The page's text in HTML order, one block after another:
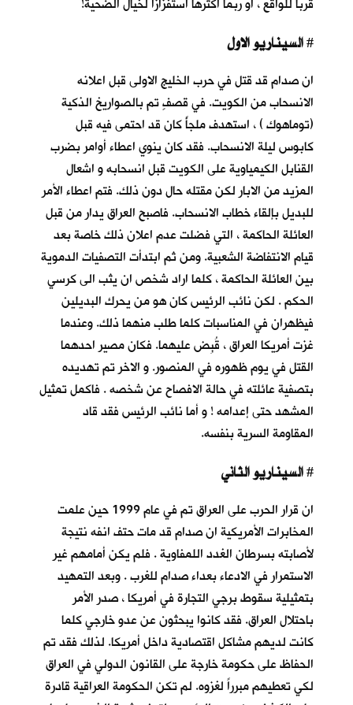
#
ان صدام قد قتل في حرب الخليج الاولى قبل اعلانه
الانسحاب من الكويت. في قصفٍ تم بالصواريخ الذكية
(توماهوك ) ، استهدف ملجأً كان قد احتمى فيه قبل
كابوس ليلة الانسحاب. فقد كان ينوي اعطاء أوامر بضرب
القنابل الكيمياوية على الكويت قبل انسحابه و اشعال
المزيد من الابار لكن مقتله حال دون ذلك. فتم اعطاء الأمر
للبديل بإلقاء خطاب الانسحاب. فاصبح العراق يدار من قبل
العائلة الحاكمة ، التي فضلت عدم اعلان ذلك خاصة بعد
قيام الانتفاضة الشعبية. ومن ثم ابتدأت التصفيات الدموية
بين العائلة الحاكمة ، كلما اراد شخص ان يثب الى كرسي
الحكم . لكن نائب الرئيس كان هو من يحرك البديلين
فيظهران في المناسبات كلما طلب منهما ذلك. وعندما
غزت أمريكا العراق ، قُبِض عليهما. فكان مصير احدهما
القتل في يوم ظهوره في المنصور. و الاخر تم تهديده
بتصفية عائلته في حالة الافصاح عن شخصه . فاكمل تمثيل
المشهد حتى إعدامه ! و أما نائب الرئيس فقد قاد
المقاومة السرية بنفسه.
#
ان قرار الحرب على العراق تم في عام 1999 حين علمت
المخابرات الأمريكية ان صدام قد مات حتف انفه نتيجة
لأصابته بسرطان الغدد اللمفاوية . فلم يكن أمامهم غير
الاستمرار في الادعاء بعداء صدام للغرب . وبعد التمهيد
بتمثيلية سقوط برجي التجارة في أمريكا ، صدر الأمر
باحتلال العراق. فقد كانوا يبحثون عن عدو خارجي كلما
كانت لديهم مشاكل اقتصادية داخل أمريكا. لذلك فقد تم
الحفاظ على حكومة خارجة على القانون الدولي في العراق
لكي تعطيهم مبرراً لغزوه. لم تكن الحكومة العراقية قادرة